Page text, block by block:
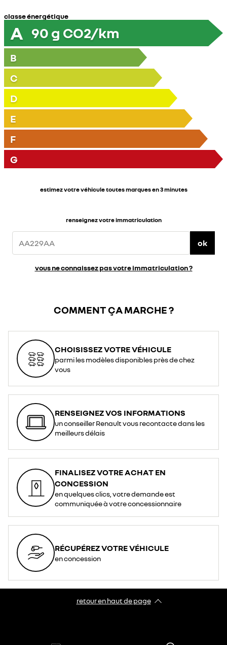
classe énergétique
A 90 g CO2/km
B
C
D
E
F
G
estimez votre véhicule toutes marques en 3 minutes
renseignez votre immatriculation
ok
vous ne connaissez pas votre immatriculation ?
COMMENT ÇA MARCHE ?
CHOISISSEZ VOTRE VÉHICULE
parmi les modèles disponibles près de chez
vous
RENSEIGNEZ VOS INFORMATIONS
un conseiller Renault vous recontacte dans les
meilleurs délais
FINALISEZ VOTRE ACHAT EN
CONCESSION
en quelques clics, votre demande est
communiquée à votre concessionnaire
RÉCUPÉREZ VOTRE VÉHICULE
en concession
retour en haut de page​